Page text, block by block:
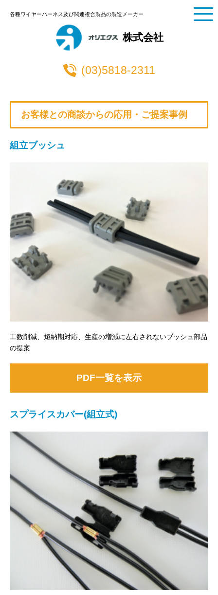
各種ワイヤーハーネス及び関連複合製品の製造メーカー
株式会社
(03)5818-2311
お客様との商談からの応用・ご提案事例
組立ブッシュ
工数削減、短納期対応、生産の増減に左右されないブッシュ部品
の提案
PDF一覧を表示
スプライスカバー(組立式)